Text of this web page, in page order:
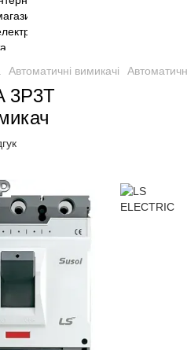
Автоматичні вимикачі
3P3T